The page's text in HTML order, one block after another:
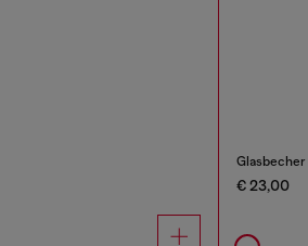
Glasbecher
€ 23,00